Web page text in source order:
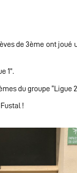
de 3ème ont joué
1”.
du groupe “Ligue
!